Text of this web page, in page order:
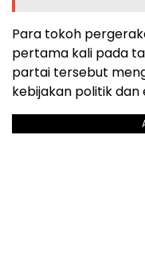
Para tokoh
pertama kali pada
partai tersebut
kebijakan politik dan